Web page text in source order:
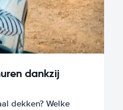
dankzij
dekken? Welke